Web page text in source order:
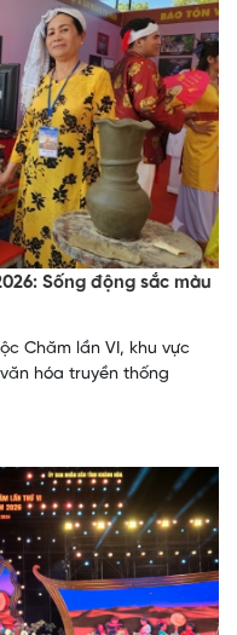
Sống động sắc màu
Chăm lần VI, khu vực
hóa truyền thống